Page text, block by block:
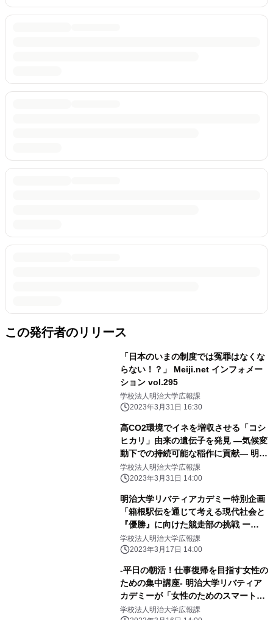
この発行者のリリース
「日本のいまの制度では冤罪はなくな
らない！？」 Meiji.net インフォメー
ション vol.295
学校法人明治大学広報課
2023年3月31日 16:30
高CO2環境でイネを増収させる「コシ
ヒカリ」由来の遺伝子を発見 ―気候変
動下での持続可能な稲作に貢献― 明治
大学大学院 農学研究科の山本 英司特
任講師はゲノム解析で貢献
学校法人明治大学広報課
2023年3月31日 14:00
明治大学リバティアカデミー特別企画
「箱根駅伝を通じて考える現代社会と
『優勝』に向けた競走部の挑戦 ー
2024年第100回大会に向けてー」
学校法人明治大学広報課
2023年3月17日 14:00
-平日の朝活！仕事復帰を目指す女性の
ための集中講座- 明治大学リバティア
カデミーが「女性のためのスマートキ
ャリアプログラム わたしらしくReス
学校法人明治大学広報課